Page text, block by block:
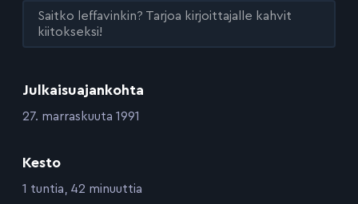
Julkaisuajankohta
:27. marraskuuta 1991
Kesto
:1 tuntia, 42 minuuttia
Saitko leffavinkin? Tarjoa kirjoittajalle kahvit
kiitokseksi!